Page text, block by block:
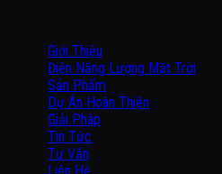
Giới Thiệu
Điện Năng Lượng Mặt Trời
Sản Phẩm
Dự Án Hoàn Thiện
Giải Pháp
Tin Tức
Tư Vấn
Liên Hệ